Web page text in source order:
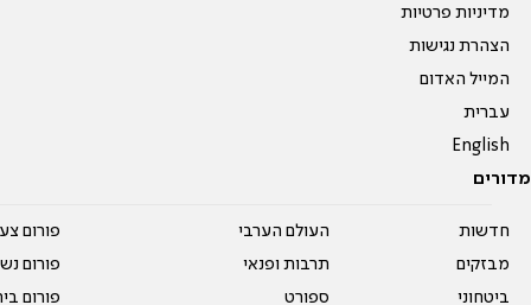
מדיניות פרטיות
הצהרת נגישות
המייל האדום
עברית
English
מדורים
חדשות
מבזקים
ביטחוני
העולם הערבי
תרבות ופנאי
ספורט
פורום
פורום
פורום